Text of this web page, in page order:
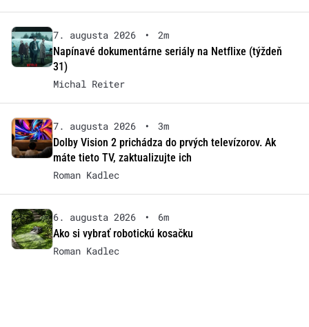
7. augusta 2026 •
2m
Napínavé dokumentárne seriály na Netflixe (týždeň
31)
Michal Reiter
7. augusta 2026 •
3m
Dolby Vision 2 prichádza do prvých televízorov. Ak
máte tieto TV, zaktualizujte ich
Roman Kadlec
6. augusta 2026 •
6m
Ako si vybrať robotickú kosačku
Roman Kadlec